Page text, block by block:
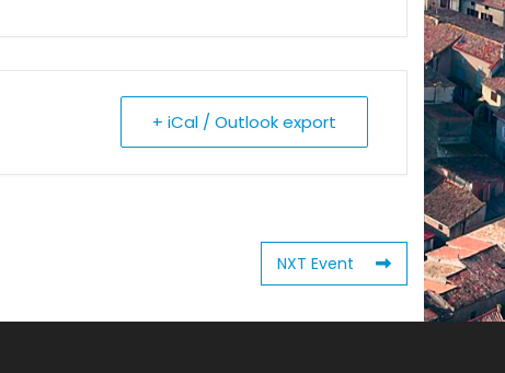
+ iCal / Outlook export
NXT Event